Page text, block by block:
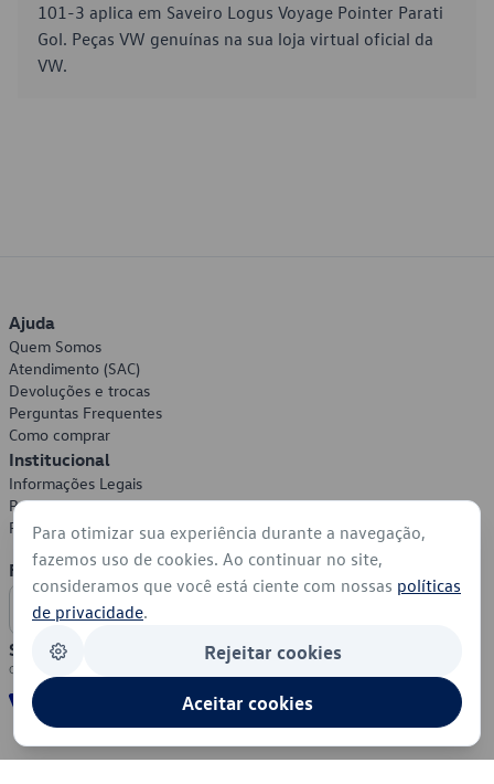
101-3 aplica em Saveiro Logus Voyage Pointer Parati
Gol. Peças VW genuínas na sua loja virtual oficial da
VW.
Ajuda
Quem Somos
Atendimento (SAC)
Devoluções e trocas
Perguntas Frequentes
Como comprar
Institucional
Informações Legais
Política de Privacidade
Política de Cookies
Formas de Pagamento
Segurança
Para otimizar sua experiência durante a navegação,
fazemos uso de cookies. Ao continuar no site,
consideramos que você está ciente com nossas políticas
de privacidade.
Rejeitar cookies
Aceitar cookies